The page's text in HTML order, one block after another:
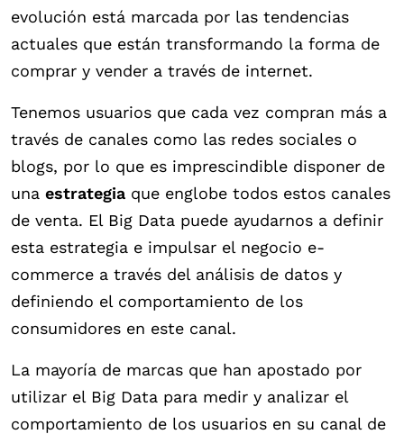
evolución está marcada por las tendencias
actuales que están transformando la forma de
comprar y vender a través de internet.
Tenemos usuarios que cada vez compran más a
través de canales como las redes sociales o
blogs, por lo que es imprescindible disponer de
una estrategia que englobe todos estos canales
de venta. El Big Data puede ayudarnos a definir
esta estrategia e impulsar el negocio e-
commerce a través del análisis de datos y
definiendo el comportamiento de los
consumidores en este canal.
La mayoría de marcas que han apostado por
utilizar el Big Data para medir y analizar el
comportamiento de los usuarios en su canal de